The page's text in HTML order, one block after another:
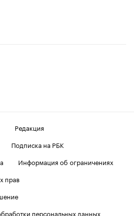
Редакция
Подписка на РБК
Информация об ограничениях
прав
персональных данных